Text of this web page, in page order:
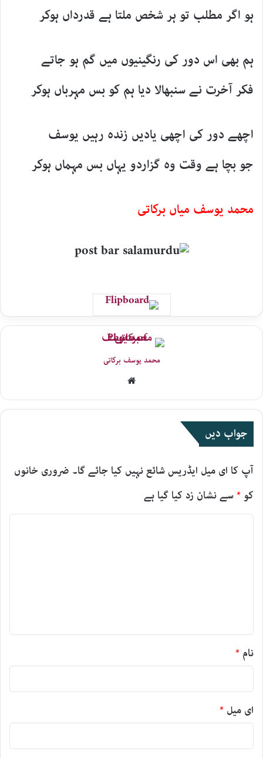
ہو اگر مطلب تو ہر شخص ملتا ہے قدرداں ہوکر
ہم بھی اس دور کی رنگینیوں میں گم ہو جاتے
فکر آخرت نے سنبھالا دیا ہم کو بس مہرباں ہوکر
اچھے دور کی اچھی یادیں زندہ رہیں یوسف
جو بچا ہے وقت وہ گزاردو یہاں بس مہماں ہوکر
محمد یوسف میاں برکاتی
محمد یوسف برکاتی
جواب دیں
آپ کا ای میل ایڈریس شائع نہیں کیا جائے گا۔ ضروری خانوں
کو *سے نشان زد کیا گیا ہے
نام *
ای میل *